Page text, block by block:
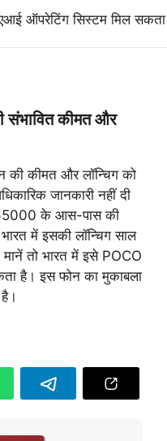
ऑपरेटिंग सिस्टम मिल
संभावित कीमत और
की कीमत और लॉन्चिग को
जानकारी नहीं दी
के आस-पास की
में इसकी लॉन्चिग साल
तो भारत में इसे POCO
है। इस फोन का मुकाबला